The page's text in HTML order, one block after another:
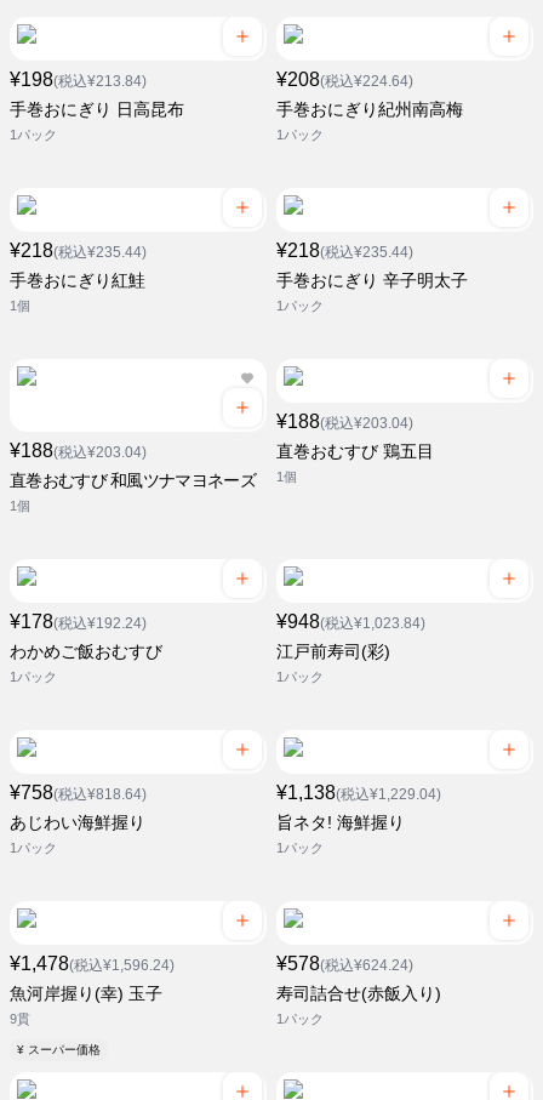
¥198(税込¥213.84)
手巻おにぎり 日高昆布
1パック
¥208(税込¥224.64)
手巻おにぎり紀州南高梅
1パック
¥218(税込¥235.44)
手巻おにぎり紅鮭
1個
¥218(税込¥235.44)
手巻おにぎり 辛子明太子
1パック
¥188(税込¥203.04)
直巻おむすび 和風ツナマヨネーズ
1個
¥188(税込¥203.04)
直巻おむすび 鶏五目
1個
¥178(税込¥192.24)
わかめご飯おむすび
1パック
¥948(税込¥1,023.84)
江戸前寿司(彩)
1パック
¥758(税込¥818.64)
あじわい海鮮握り
1パック
¥1,138(税込¥1,229.04)
旨ネタ! 海鮮握り
1パック
¥1,478(税込¥1,596.24)
魚河岸握り(幸) 玉子
9貫
¥ スーパー価格
¥578(税込¥624.24)
寿司詰合せ(赤飯入り)
1パック